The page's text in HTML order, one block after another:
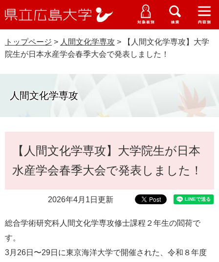
ー
ジ
先
ニ
ュ
を
本
ニ
ュ
ー
ニ
ュ
ー
ニ
ー
立
大
学
受験生の皆さま
卒業生の皆さま
研究者の皆さま
教職員の皆さま
受験生特設サイト
WEB版大学案内
資料請求
English
中文簡体 中文繁体 한국어 日本語
o
l
e
カ
ス
タ
すべて ページ PDF
大学概要
学生生活・就職支援
入試情報
トップページ > 人間文化学専攻 >
【人間文化学専攻】大学
院生が日本水産学会春季大会で発表しました！
人間文化学専攻
【人間文化学専攻】大学院生が日本
水産学会春季大会で発表しました！
2026年4月1日更新
総合学術研究科人間文化学専攻修士課程２年生の閻荷で
す。
3月26日〜29日に東京海洋大学で開催された、令和８年度